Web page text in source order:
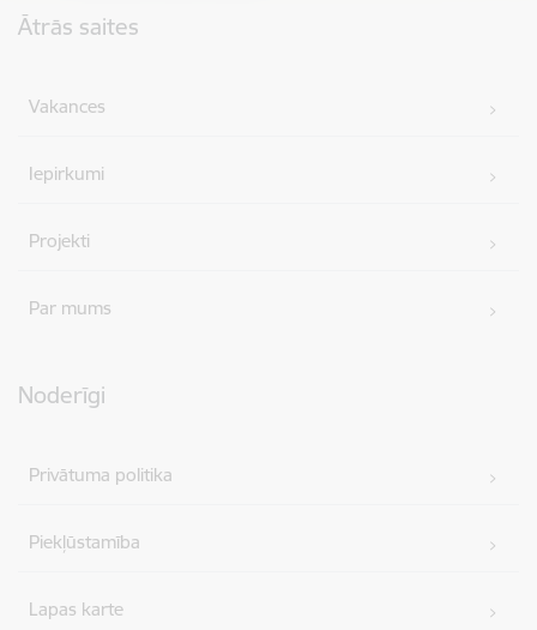
Ātrās saites
Vakances
Iepirkumi
Projekti
Par mums
Noderīgi
Privātuma politika
Piekļūstamība
Lapas karte